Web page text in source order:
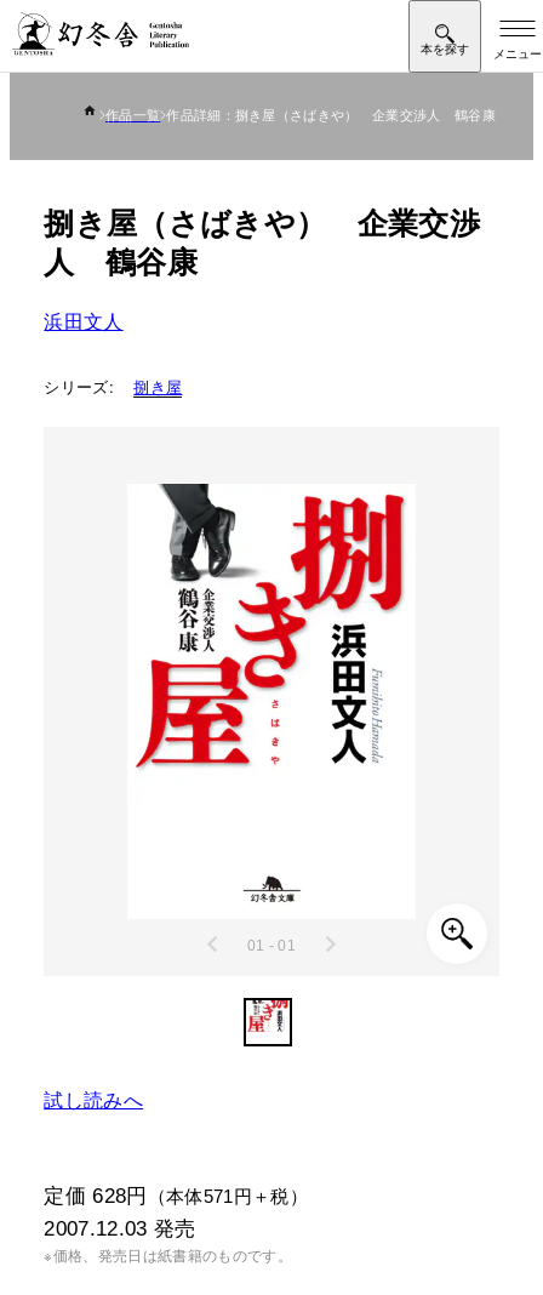
作品一覧 作品詳細：捌き屋（さばきや） 企業交渉人 鶴谷康
捌き屋（さばきや） 企業交渉
人 鶴谷康
浜田文人
シリーズ: 捌き屋
01 - 01
試し読みへ
定価 628円 （本体571円＋税）
2007.12.03 発売
※価格、発売日は紙書籍のものです。